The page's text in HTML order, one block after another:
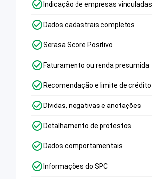
Indicação de empresas vinculadas
Dados cadastrais completos
Serasa Score Positivo
Faturamento ou renda presumida
Recomendação e limite de crédito
Dívidas, negativas e anotações
Detalhamento de protestos
Dados comportamentais
Informações do SPC